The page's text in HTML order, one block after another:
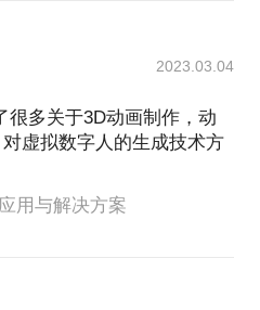
2023.03.04
很多关于3D动画制作，动
虚拟数字人的生成技术方
用与解决方案